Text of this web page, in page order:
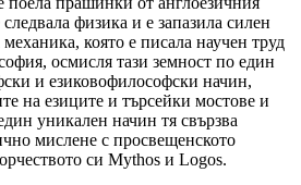
физика и е запазила силен
която е писала научен труд
осмисля тази земност по един
и езиковофилософски начин,
на езиците и търсейки мостове и
уникален начин тя свързва
мислене с просвещенското
си Mythos и Logos.